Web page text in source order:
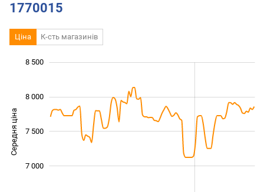
1770015
Ціна К-сть магазинів
Середня ціна 6 500
7 000
7 500
8 000
8 500